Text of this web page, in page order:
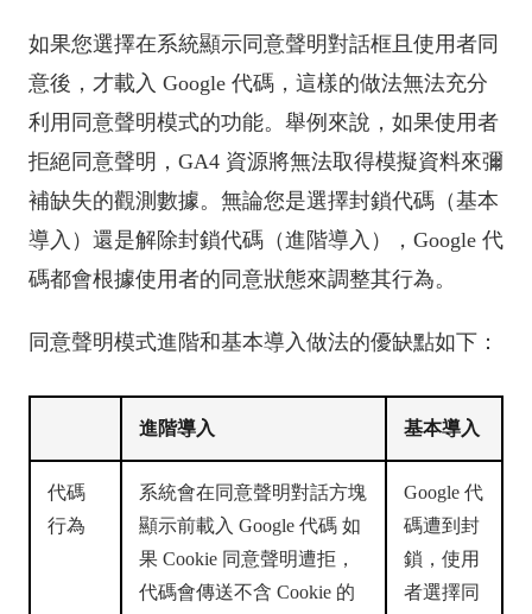
如果您選擇在系統顯示同意聲明對話框且使用者同
意後，才載入 Google 代碼，這樣的做法無法充分
利用同意聲明模式的功能。舉例來說，如果使用者
拒絕同意聲明，GA4 資源將無法取得模擬資料來彌
補缺失的觀測數據。無論您是選擇封鎖代碼（基本
導入）還是解除封鎖代碼（進階導入），Google 代
碼都會根據使用者的同意狀態來調整其行為。
同意聲明模式進階和基本導入做法的優缺點如下：
進階導入 基本導入
代碼
行為
系統會在同意聲明對話方塊
顯示前載入 Google 代碼 如
果 Cookie 同意聲明遭拒，
代碼會傳送不含 Cookie 的
Google 代
碼遭到封
鎖，使用
者選擇同